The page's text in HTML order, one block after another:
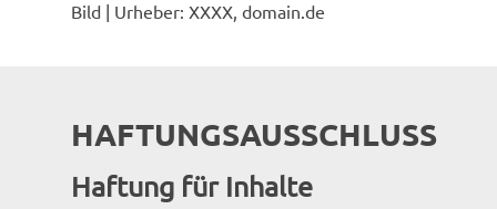
Bild | Urheber: XXXX, domain.de
HAFTUNGSAUSSCHLUSS
Haftung für Inhalte